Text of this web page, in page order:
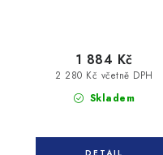
Skladem
2 280 Kč včetně DPH
1 884 Kč